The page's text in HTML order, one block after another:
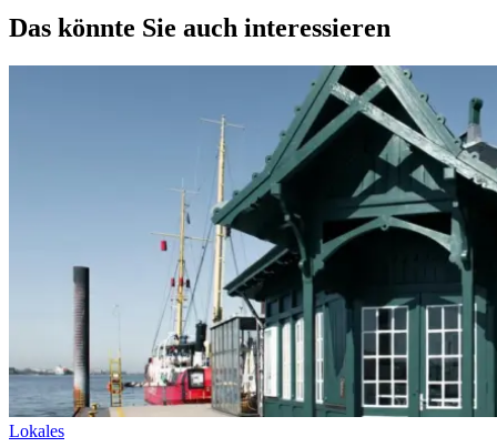
Das könnte Sie auch interessieren
Lokales